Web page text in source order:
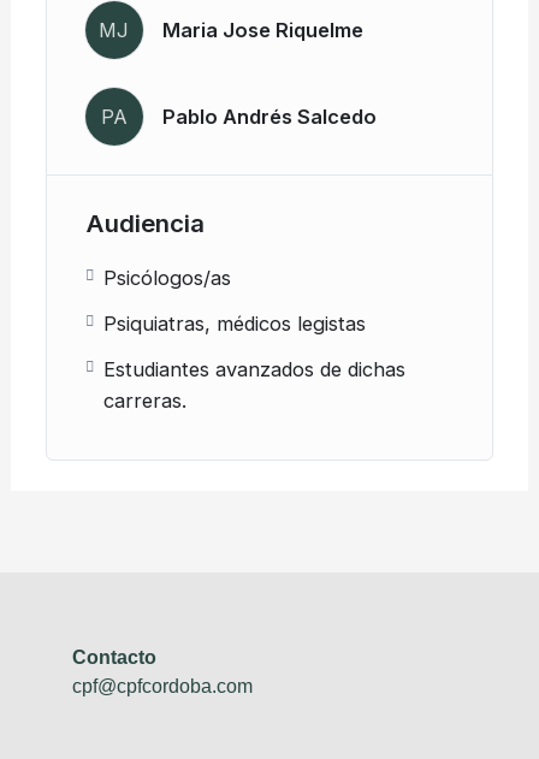
MJ Maria Jose Riquelme
PA Pablo Andrés Salcedo
Audiencia
Psicólogos/as
Psiquiatras, médicos legistas
Estudiantes avanzados de dichas
carreras.
Contacto
cpf@cpfcordoba.com